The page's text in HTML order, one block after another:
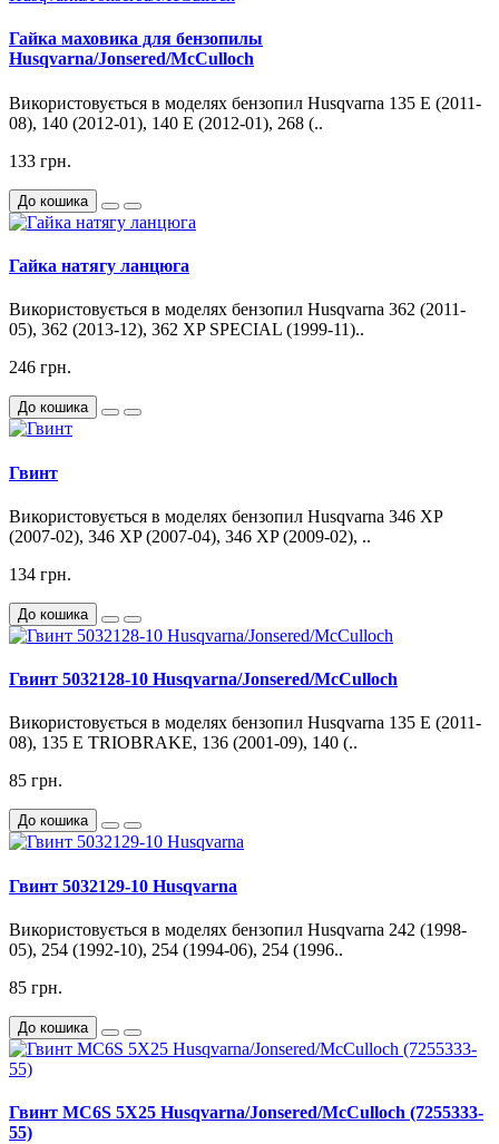
Гайка маховика для бензопилы
Husqvarna/Jonsered/McCulloch
Використовується в моделях бензопил Husqvarna 135 E (2011-
08), 140 (2012-01), 140 E (2012-01), 268 (..
133 грн.
До кошика
Гайка натягу ланцюга
Використовується в моделях бензопил Husqvarna 362 (2011-
05), 362 (2013-12), 362 XP SPECIAL (1999-11)..
246 грн.
До кошика
Гвинт
Використовується в моделях бензопил Husqvarna 346 XP
(2007-02), 346 XP (2007-04), 346 XP (2009-02), ..
134 грн.
До кошика
Гвинт 5032128-10 Husqvarna/Jonsered/McCulloch
Використовується в моделях бензопил Husqvarna 135 E (2011-
08), 135 E TRIOBRAKE, 136 (2001-09), 140 (..
85 грн.
До кошика
Гвинт 5032129-10 Husqvarna
Використовується в моделях бензопил Husqvarna 242 (1998-
05), 254 (1992-10), 254 (1994-06), 254 (1996..
85 грн.
До кошика
Гвинт MC6S 5X25 Husqvarna/Jonsered/McCulloch (7255333-
55)